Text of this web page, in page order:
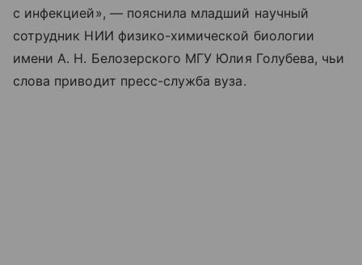
с инфекцией», — пояснила младший научный
сотрудник НИИ физико-химической биологии
имени А. Н. Белозерского МГУ Юлия Голубева, чьи
слова приводит пресс-служба вуза.